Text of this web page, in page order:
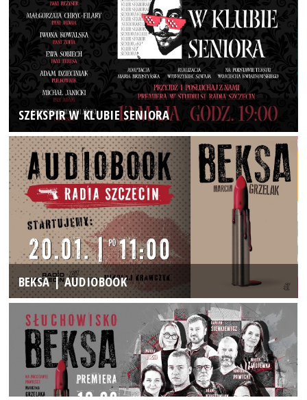
SZEKSPIR W KLUBIE SENIORA
BEKSA | AUDIOBOOK